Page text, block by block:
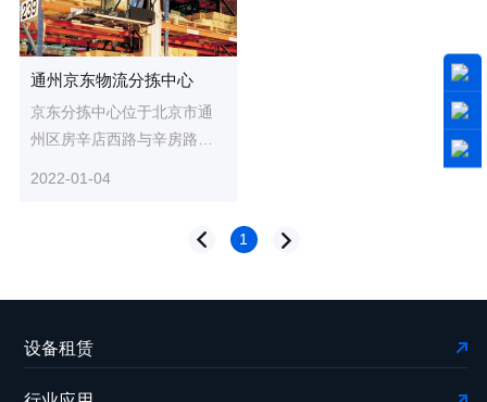
通州京东物流分拣中心
京东分拣中心位于北京市通
州区房辛店西路与辛房路交
2022-01-04
1
设备租赁